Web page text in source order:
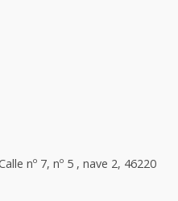
nº 7, nº 5 , nave 2, 46220